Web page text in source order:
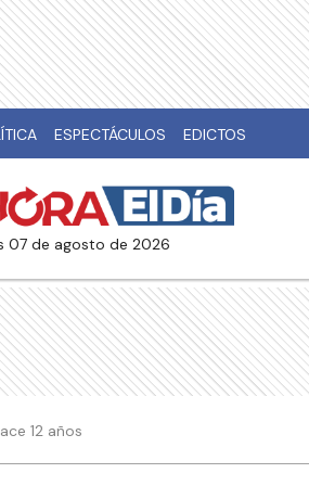
ESPECTÁCULOS EDICTOS
07 de agosto de 2026
12 años